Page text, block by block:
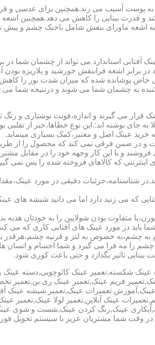
و قدرت بینایی را کاهش می دهد.همچنین
اشعه ماورای بنفش شامل ناخنک چشم و
استاندارد می تواند از چشمان شما
یک عینک آفتابی استاندارد باید داشته باشد می توان به محافظت 100 درصد
خاص پوشانده شده که میزان شدت نور را
به چشمان شما می شوند و درنتیجه شما می
می گیرند و اندازه،فونت نوشتاری و رنگ
جای نوشته اند:.این نوع خطاها،خبر از
خرید عینک اصل و معتبر،کمک بسیاری مینماید.
ضمن فرقی نمی کند که محصول را از طریق
فروشند و با این کار وجهه خود را در مقابل
که کالاهای فروخته شده را پس نمی
شناسنامه،جزئیات دقیقی در مورد
که می زنید دارد اما می دانید شیشه های
متفاوت بودن شولاپین را به خودتان هدیه
در مورد عینک های آفتابی کاری که می
چشم،به خصوص به لنز و قرنیه چشم،هرقدر
چشم را مه فرا می گیرد و شما اجسام و
تاثیر بگذارد و حتی باعث کوری شود.
عینک شکسته,تعمیر عینک
فریم عینک,تعمیر عینک ری
عینک,آموزش تعمیرات عینک,تعمیر شیشه عینک
عینک آنلاین,تعمیر لولا عینک,تعمیر
عینک,رنگ کردن عینک,شست و شوی
در وقت شما مشتریان عزیز با سیستم